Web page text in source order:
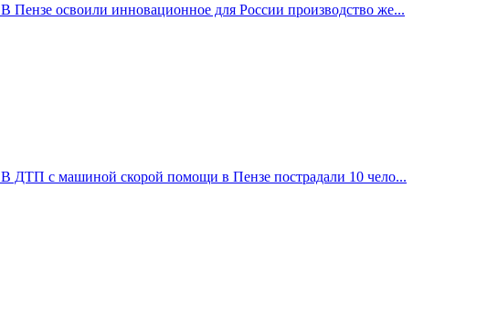
В Пензе освоили инновационное для России производство же...
В ДТП с машиной скорой помощи в Пензе пострадали 10 чело...